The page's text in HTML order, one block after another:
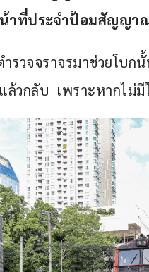
น้าที่ประจำป้อมสัญญ
รวจจราจรมาช่วยโบก
ล้วกลับ  เพราะหากไ